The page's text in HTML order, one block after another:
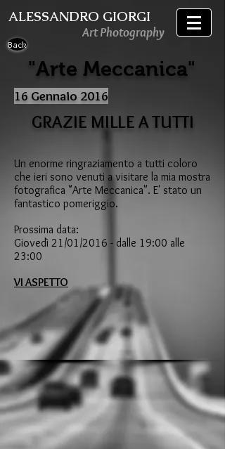
ALESSANDRO GIORGI
Art Photography
Back
"Arte Meccanica"
16 Gennaio 2016
GRAZIE MILLE A TUTTI
Un enorme ringraziamento a tutti coloro
che ieri sono venuti a visitare la mia mostra
fotografica "Arte Meccanica". E' stato un
fantastico pomeriggio.
Prossima data:
Giovedì 21/01/2016 - dalle 19:00 alle
23:00
VI ASPETTO